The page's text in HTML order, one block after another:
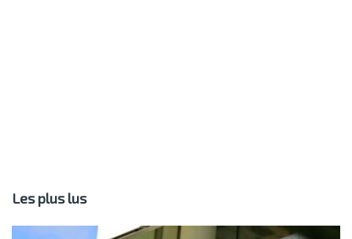
Les plus lus